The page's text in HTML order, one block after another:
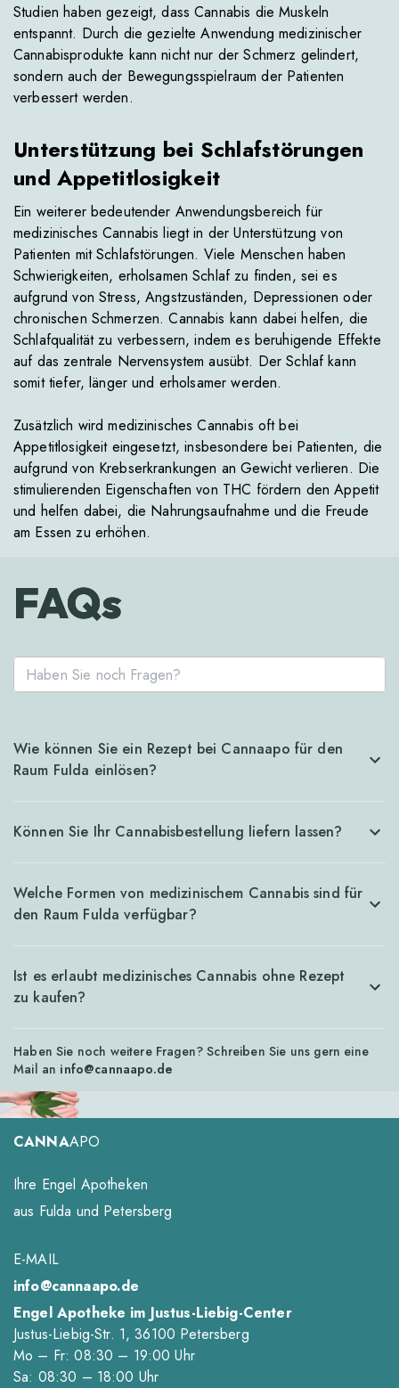
Studien haben gezeigt, dass Cannabis die Muskeln
entspannt. Durch die gezielte Anwendung medizinischer
Cannabisprodukte kann nicht nur der Schmerz gelindert,
sondern auch der Bewegungsspielraum der Patienten
verbessert werden.
Unterstützung bei Schlafstörungen
und Appetitlosigkeit
Ein weiterer bedeutender Anwendungsbereich für
medizinisches Cannabis liegt in der Unterstützung von
Patienten mit Schlafstörungen. Viele Menschen haben
Schwierigkeiten, erholsamen Schlaf zu finden, sei es
aufgrund von Stress, Angstzuständen, Depressionen oder
chronischen Schmerzen. Cannabis kann dabei helfen, die
Schlafqualität zu verbessern, indem es beruhigende Effekte
auf das zentrale Nervensystem ausübt. Der Schlaf kann
somit tiefer, länger und erholsamer werden.
Zusätzlich wird medizinisches Cannabis oft bei
Appetitlosigkeit eingesetzt, insbesondere bei Patienten, die
aufgrund von Krebserkrankungen an Gewicht verlieren. Die
stimulierenden Eigenschaften von THC fördern den Appetit
und helfen dabei, die Nahrungsaufnahme und die Freude
am Essen zu erhöhen.
FAQs
Wie können Sie ein Rezept bei Cannaapo für den
Raum Fulda einlösen?
Können Sie Ihr Cannabisbestellung liefern lassen?
Welche Formen von medizinischem Cannabis sind für
den Raum Fulda verfügbar?
Ist es erlaubt medizinisches Cannabis ohne Rezept
zu kaufen?
Haben Sie noch weitere Fragen? Schreiben Sie uns gern eine
Mail an info@cannaapo.de
CANNAAPO
Ihre Engel Apotheken
aus Fulda und Petersberg
E-MAIL
info@cannaapo.de
Engel Apotheke im Justus-Liebig-Center
Justus-Liebig-Str. 1, 36100 Petersberg
Mo – Fr: 08:30 – 19:00 Uhr
Sa: 08:30 – 18:00 Uhr